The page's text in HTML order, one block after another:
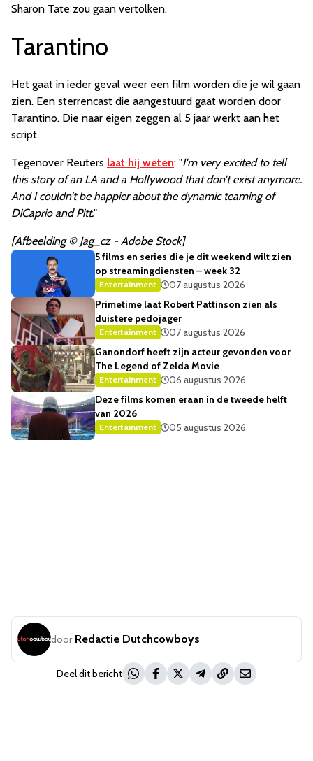
Sharon Tate zou gaan vertolken.
Tarantino
Het gaat in ieder geval weer een film worden die je wil gaan
zien. Een sterrencast die aangestuurd gaat worden door
Tarantino. Die naar eigen zeggen al 5 jaar werkt aan het
script.
Tegenover Reuters laat hij weten: "I'm very excited to tell
this story of an LA and a Hollywood that don’t exist anymore.
And I couldn’t be happier about the dynamic teaming of
DiCaprio and Pitt."
[Afbeelding © Jag_cz - Adobe Stock]
5 films en series die je dit weekend wilt zien
op streamingdiensten – week 32
Entertainment
07 augustus 2026
Primetime laat Robert Pattinson zien als
duistere pedojager
Entertainment
07 augustus 2026
Ganondorf heeft zijn acteur gevonden voor
The Legend of Zelda Movie
Entertainment
06 augustus 2026
Deze films komen eraan in de tweede helft
van 2026
Entertainment 05 augustus 2026
door Redactie Dutchcowboys
Deel dit bericht